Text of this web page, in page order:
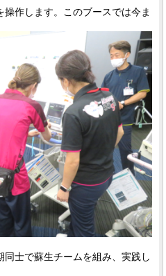
作します。このブースでは今ま
士で蘇生チームを組み、実践し